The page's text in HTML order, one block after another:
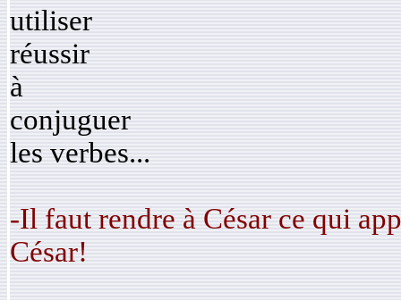
utiliser
réussir
à
conjuguer
les verbes...
-Il faut rendre à César ce qui
César!